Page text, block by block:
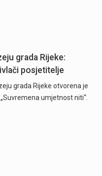
grada Rijeke:
posjetitelje
grada Rijeke otvorena je
umjetnost niti“.